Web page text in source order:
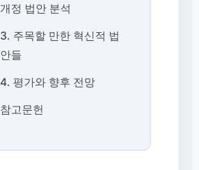
개정 법안 분석
3. 주목할 만한 혁신적 법
안들
4. 평가와 향후 전망
참고문헌